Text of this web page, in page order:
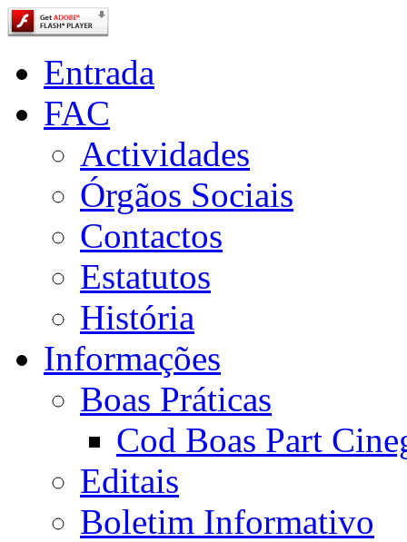
Entrada
FAC
Actividades
Órgãos Sociais
Contactos
Estatutos
História
Informações
Boas Práticas
Cod Boas Part
Editais
Boletim Informativo